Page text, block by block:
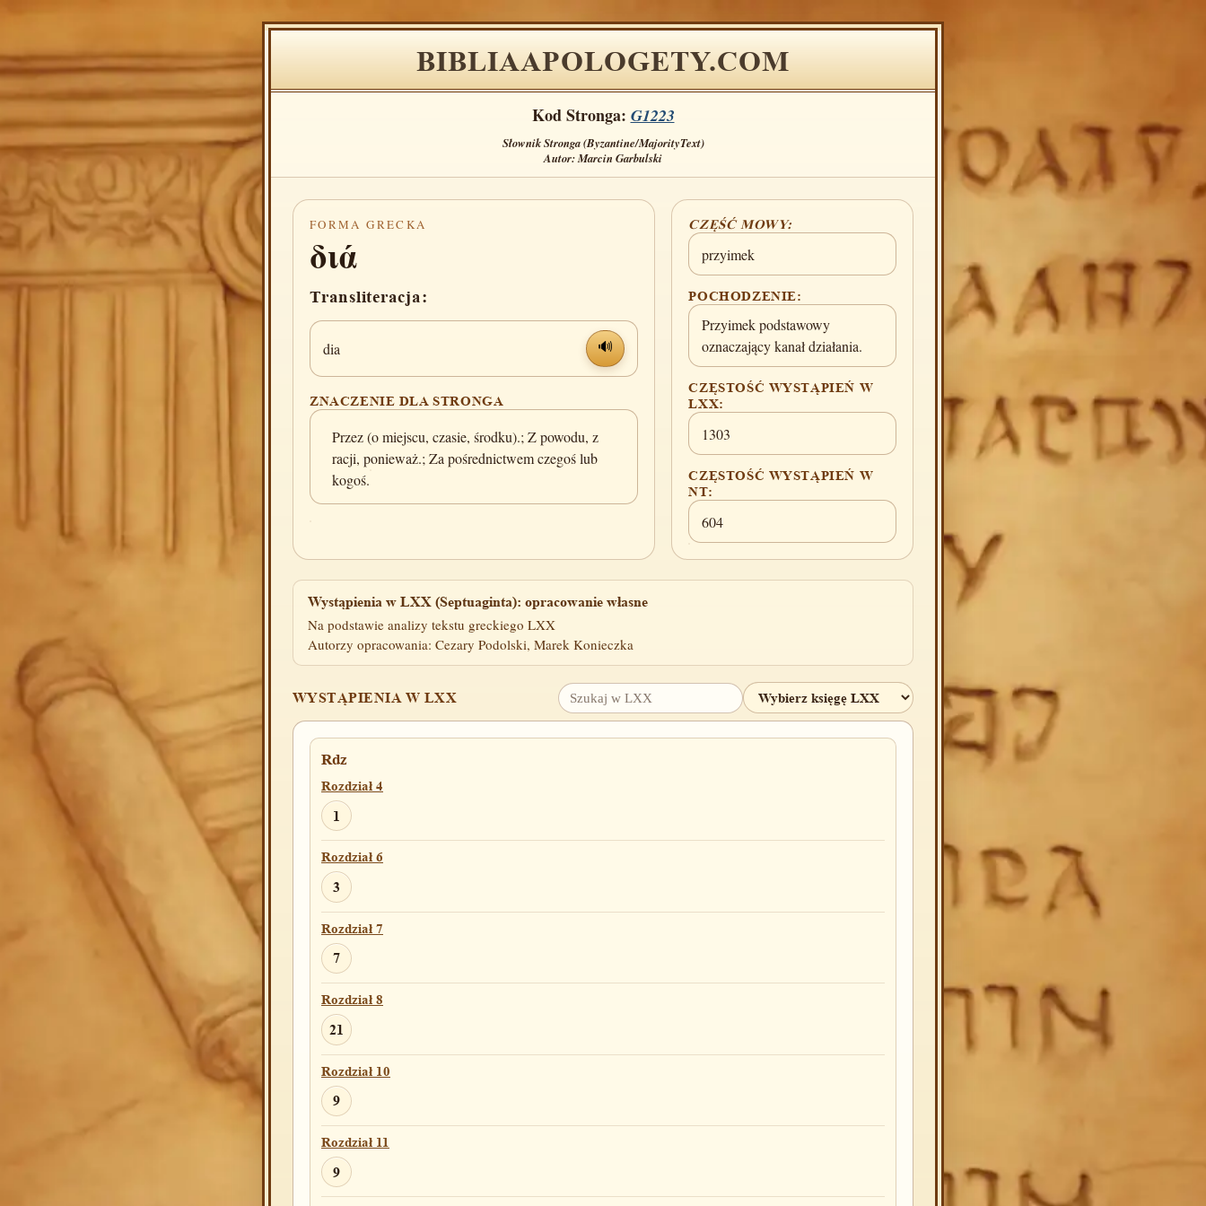
BIBLIAAPOLOGETY.COM
Kod Stronga: G1223
Słownik Stronga (Byzantine/MajorityText)
Autor: Marcin Garbulski
FORMA GRECKA
διά
Transliteracja:
dia 🔊
ZNACZENIE DLA STRONGA
Przez (o miejscu, czasie, środku).; Z powodu, z
racji, ponieważ.; Za pośrednictwem czegoś lub
kogoś.
CZĘŚĆ MOWY:
przyimek
POCHODZENIE:
Przyimek podstawowy
oznaczający kanał działania.
CZĘSTOŚĆ WYSTĄPIEŃ W
LXX:
1303
CZĘSTOŚĆ WYSTĄPIEŃ W
NT:
604
Wystąpienia w LXX (Septuaginta): opracowanie własne
Na podstawie analizy tekstu greckiego LXX
Autorzy opracowania: Cezary Podolski, Marek Konieczka
WYSTĄPIENIA W LXX
Rdz
Rozdział 4
1
Rozdział 6
3
Rozdział 7
7
Rozdział 8
21
Rozdział 10
9
Rozdział 11
9